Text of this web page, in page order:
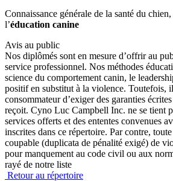
Connaissance générale de la santé du
l’éducation canine
Avis au public
Nos diplômés sont en mesure d’offrir au
service professionnel. Nos méthodes
science du comportement canin, le
positif en substitut à la violence. Toutefois,
consommateur d’exiger des garanties
reçoit. Cyno Luc Campbell Inc. ne se tient
services offerts et des ententes convenues
inscrites dans ce répertoire. Par contre,
coupable (duplicata de pénalité exigé) de
pour manquement au code civil ou aux
rayé de notre liste
Retour au répertoire